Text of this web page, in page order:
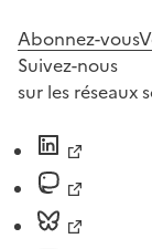
Abonnez-vous
Suivez-nous
sur les réseaux